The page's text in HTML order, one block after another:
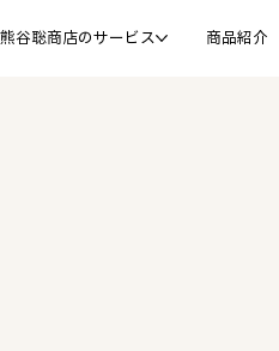
熊谷聡商店のサービス 商品紹介